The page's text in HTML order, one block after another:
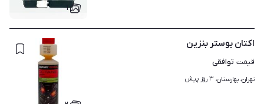
۱
اکتان بوستر بنزین
قیمت توافقی
تهران، بهارستان، ۳ روز پیش